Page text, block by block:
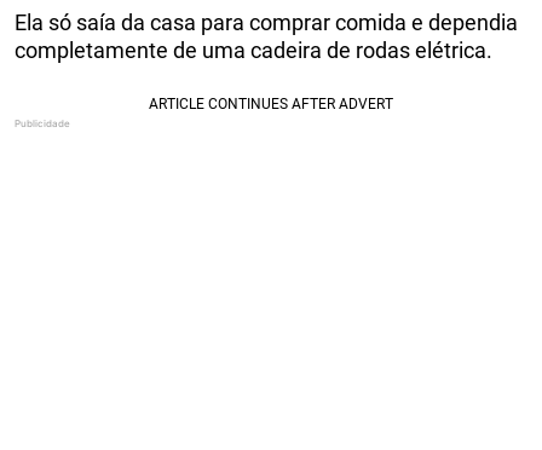
Ela só saía da casa para comprar comida e dependia
completamente de uma cadeira de rodas elétrica.